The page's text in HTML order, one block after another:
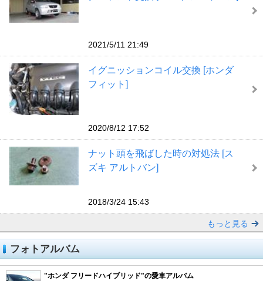
2021/5/11 21:49
イグニッションコイル交換 [ホンダ
フィット]
2020/8/12 17:52
ナット頭を飛ばした時の対処法 [ス
ズキ アルトバン]
2018/3/24 15:43
もっと見る
フォトアルバム
"ホンダ フリードハイブリッド"の愛車アルバム